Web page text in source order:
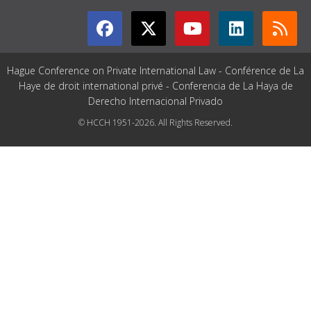
Hague Conference on Private International Law - Conférence de La
Haye de droit international privé - Conferencia de La Haya de
Derecho Internacional Privado
© HCCH 1951-2026. All Rights Reserved.